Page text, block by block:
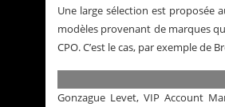
Une large sélection est proposée
modèles provenant de marques
CPO. C’est le cas, par exemple de
Gonzague Levet, VIP Account